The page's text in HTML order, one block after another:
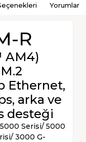
Yorumlar
R
AM4)
Ethernet,
arka ve
desteği
Serisi/ 5000
3000 G-